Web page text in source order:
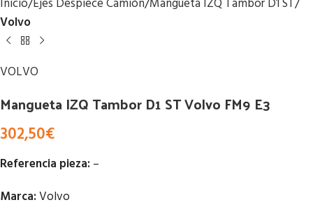
Inicio Ejes Despiece Camión Mangueta IZQ Tambor D1 ST
Volvo
VOLVO
Mangueta IZQ Tambor D1 ST Volvo FM9 E3
302,50€
Referencia pieza: –
Marca:Volvo